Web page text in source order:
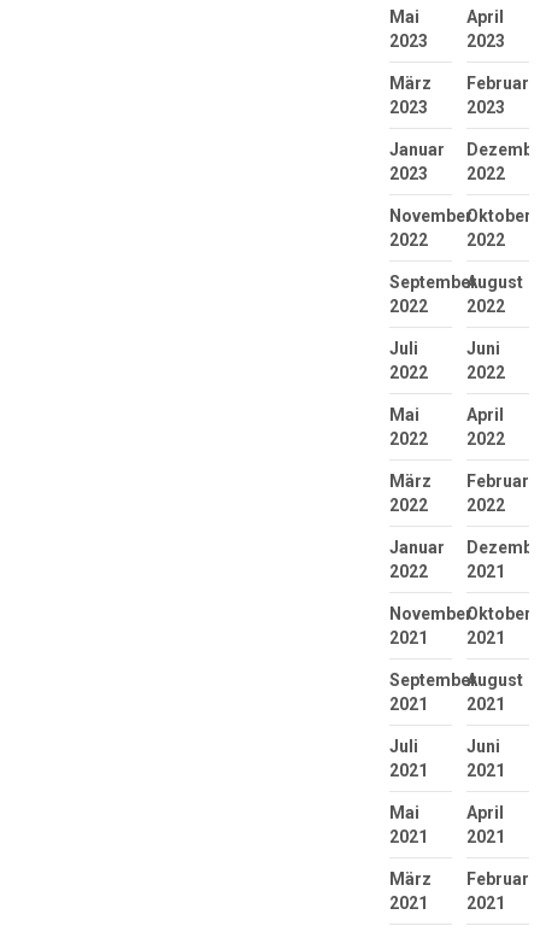
Mai
2023
April
2023
März
2023
Februar
2023
Januar
2023
2022
November
2022
Oktober
2022
September
2022
August
2022
Juli
2022
Juni
2022
Mai
2022
April
2022
März
2022
Februar
2022
Januar
2022
2021
November
2021
Oktober
2021
September
2021
August
2021
Juli
2021
Juni
2021
Mai
2021
April
2021
März
2021
Februar
2021